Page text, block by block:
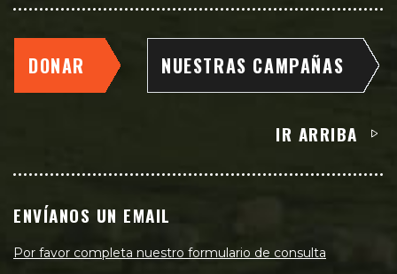
DONAR NUESTRAS CAMPAÑAS
IR ARRIBA
ENVÍANOS UN EMAIL
Por favor completa nuestro formulario de consulta